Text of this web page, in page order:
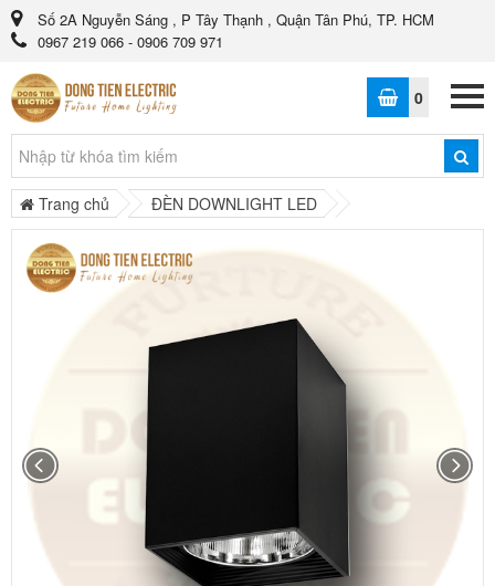
Số 2A Nguyễn Sáng , P Tây Thạnh , Quận Tân Phú, TP. HCM
0967 219 066 - 0906 709 971
0
Trang chủ ĐÈN DOWNLIGHT LED